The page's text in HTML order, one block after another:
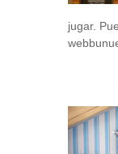
jugar.